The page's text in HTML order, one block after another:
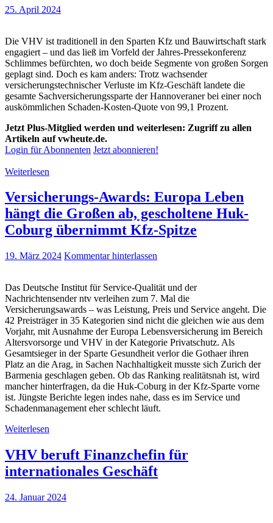
25. April 2024
Die VHV ist traditionell in den Sparten Kfz und Bauwirtschaft stark
engagiert – und das ließ im Vorfeld der Jahres-Pressekonferenz
Schlimmes befürchten, wo doch beide Segmente von großen Sorgen
geplagt sind. Doch es kam anders: Trotz wachsender
versicherungstechnischer Verluste im Kfz-Geschäft landete die
gesamte Sachversicherungssparte der Hannoveraner bei einer noch
auskömmlichen Schaden-Kosten-Quote von 99,1 Prozent.
Jetzt Plus-Mitglied werden und weiterlesen: Zugriff zu allen
Artikeln auf vwheute.de.
Login für Abonnenten Jetzt abonnieren!
Weiterlesen
Versicherungs-Awards: Europa Leben
hängt die Großen ab, gescholtene Huk-
Coburg übernimmt Kfz-Spitze
19. März 2024 Kommentar hinterlassen
Das Deutsche Institut für Service-Qualität und der
Nachrichtensender ntv verleihen zum 7. Mal die
Versicherungsawards – was Leistung, Preis und Service angeht. Die
42 Preisträger in 35 Kategorien sind nicht die gleichen wie aus dem
Vorjahr, mit Ausnahme der Europa Lebensversicherung im Bereich
Altersvorsorge und VHV in der Kategorie Privatschutz. Als
Gesamtsieger in der Sparte Gesundheit verlor die Gothaer ihren
Platz an die Arag, in Sachen Nachhaltigkeit musste sich Zurich der
Barmenia geschlagen geben. Ob das Ranking realitätsnah ist, wird
mancher hinterfragen, da die Huk-Coburg in der Kfz-Sparte vorne
ist. Jüngste Berichte legen indes nahe, dass es im Service und
Schadenmanagement eher schlecht läuft.
Weiterlesen
VHV beruft Finanzchefin für
internationales Geschäft
24. Januar 2024